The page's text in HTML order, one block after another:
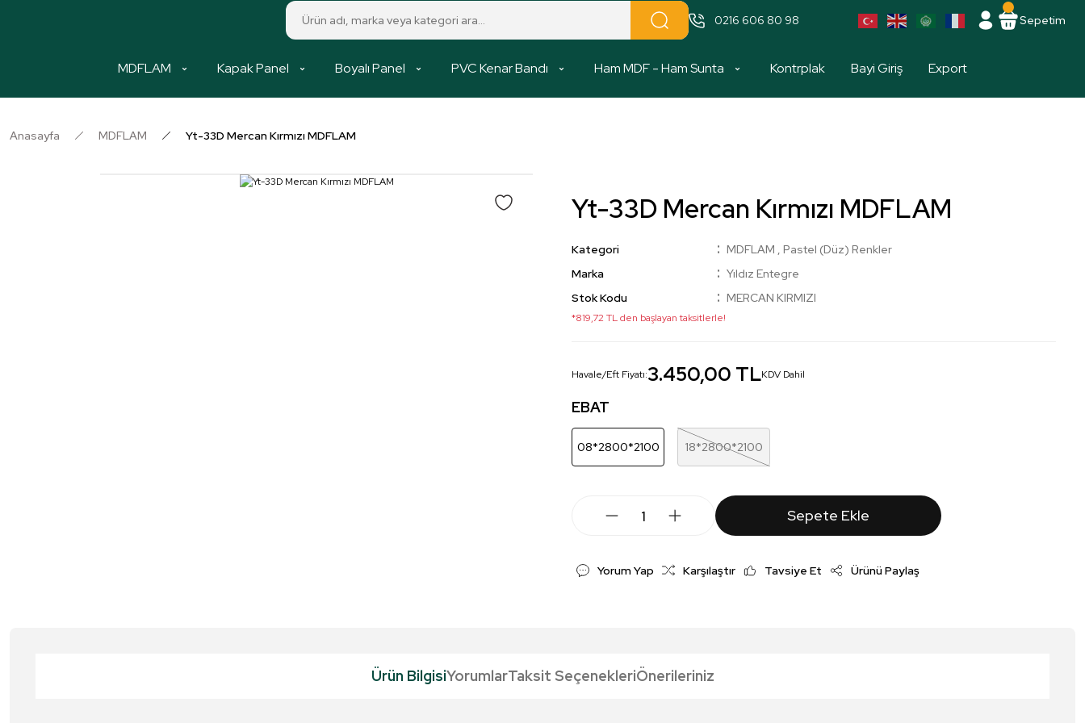
0216 606 80 98 Sepetim
MDFLAM Kapak Panel Boyalı Panel PVC Kenar Bandı Ham MDF - Ham Sunta Kontrplak Bayi Giriş Export
Anasayfa MDFLAM Yt-33D Mercan Kırmızı MDFLAM
Yt-33D Mercan Kırmızı MDFLAM
Kategori MDFLAM , Pastel (Düz) Renkler
Marka
Yıldız Entegre
Stok Kodu
MERCAN KIRMIZI
*819,72 TL den başlayan taksitlerle!
Havale/Eft Fiyatı:3.450,00 TLKDV Dahil
EBAT
08*2800*2100 18*2800*2100
Sepete Ekle
Yorum Yap Karşılaştır Tavsiye Et Ürünü Paylaş
Ürün BilgisiYorumlarTaksit SeçenekleriÖnerileriniz